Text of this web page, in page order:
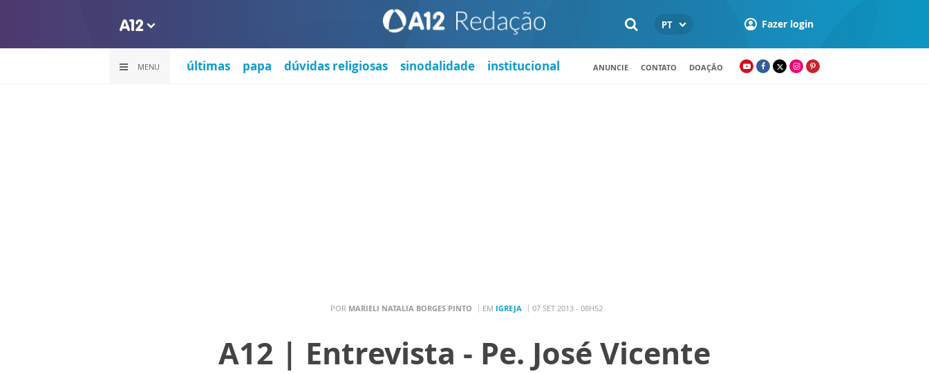
PT Fazer login
MENU últimas papa dúvidas religiosas sinodalidade institucional ANUNCIE CONTATO DOAÇÃO
POR MARIELI NATALIA BORGES PINTO EM IGREJA 07 SET 2013 - 08H52
A12 | Entrevista - Pe. José Vicente